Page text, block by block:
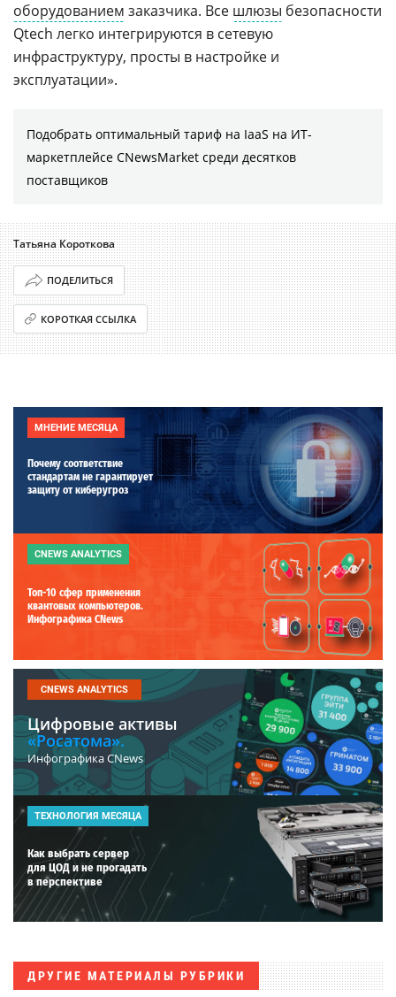
оборудованием заказчика. Все шлюзы безопасности
Qtech легко интегрируются в сетевую
инфраструктуру, просты в настройке и
эксплуатации».
Подобрать оптимальный тариф на IaaS на ИТ-
маркетплейсе CNewsMarket среди десятков
поставщиков
Татьяна Короткова
ПОДЕЛИТЬСЯ
КОРОТКАЯ ССЫЛКА
МНЕНИЕ МЕСЯЦА
Почему соответствие
стандартам не гарантирует
защиту от киберугроз
CNEWS ANALYTICS
Топ-10 сфер применения
квантовых компьютеров.
Инфографика CNews
CNEWS ANALYTICS
Цифровые активы
«Росатома».
Инфографика CNews
ТЕХНОЛОГИЯ МЕСЯЦА
Как выбрать сервер
для ЦОД и не прогадать
в перспективе
ДРУГИЕ МАТЕРИАЛЫ РУБРИКИ